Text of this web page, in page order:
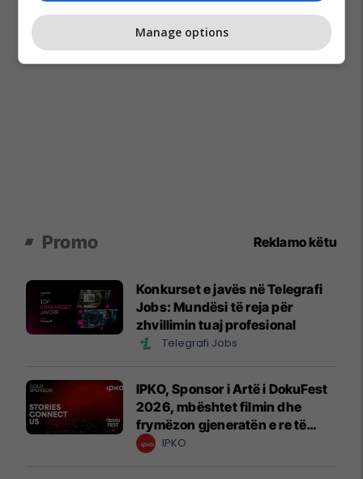
Promo Reklamo këtu
Konkurset e javës në Telegrafi
Jobs: Mundësi të reja për
zhvillimin tuaj profesional
Telegrafi Jobs
IPKO, Sponsor i Artë i DokuFest
2026, mbështet filmin dhe
frymëzon gjeneratën e re të
krijuesve
IPKO
Manage options